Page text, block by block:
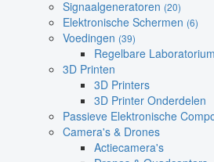
Signaalgeneratoren (20)
Elektronische Schermen (6)
Voedingen (39)
Regelbare
3D Printen
3D Printers
3D Printer Onderdelen
Passieve Elektronische
Camera's & Drones
Actiecamera's